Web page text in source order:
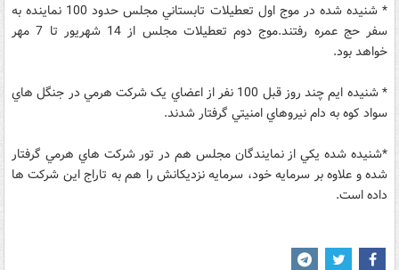
* شنيده شده در موج اول تعطيلات تابستاني مجلس حدود 100 نماينده به
سفر حج عمره رفتند.موج دوم تعطيلات مجلس از 14 شهريور تا 7 مهر
خواهد بود.
* شنيده ايم چند روز قبل 100 نفر از اعضاي يک شرکت هرمي در جنگل هاي
سواد کوه به دام نيروهاي امنيتي گرفتار شدند.
*شنيده شده يکي از نمايندگان مجلس هم در تور شرکت هاي هرمي گرفتار
شده و علاوه بر سرمايه خود، سرمايه نزديکانش را هم به تاراج اين شرکت ها
داده است.